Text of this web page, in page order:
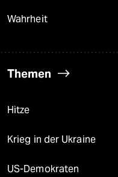
Wahrheit
Themen
Hitze
Krieg in der Ukraine
US-Demokraten